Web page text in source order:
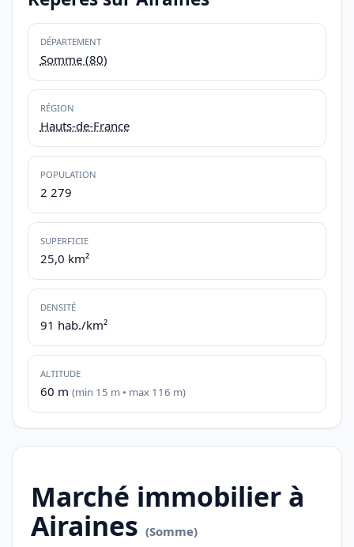
DÉPARTEMENT
Somme (80)
RÉGION
Hauts-de-France
POPULATION
2 279
SUPERFICIE
25,0 km²
DENSITÉ
91 hab./km²
ALTITUDE
60 m (min 15 m • max 116 m)
Marché immobilier à
Airaines (Somme)